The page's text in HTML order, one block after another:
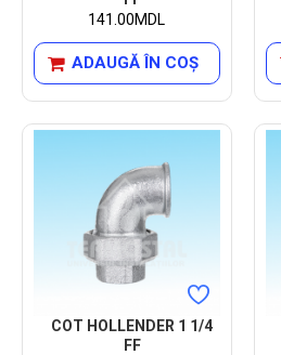
141.00MDL
ADAUGĂ ÎN COŞ
COT HOLLENDER 1 1/4
FF